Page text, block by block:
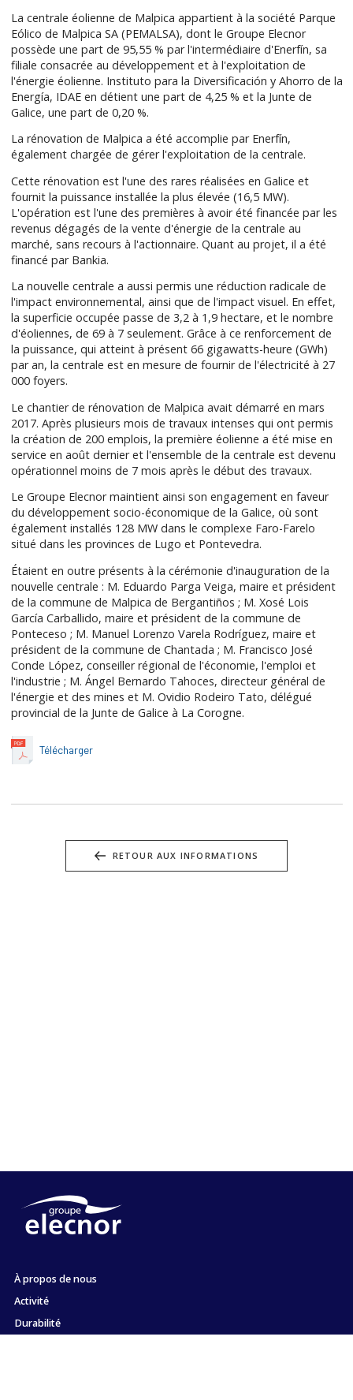
La centrale éolienne de Malpica appartient à la société Parque
Eólico de Malpica SA (PEMALSA), dont le Groupe Elecnor
possède une part de 95,55 % par l'intermédiaire d'Enerfín, sa
filiale consacrée au développement et à l'exploitation de
l'énergie éolienne. Instituto para la Diversificación y Ahorro de la
Energía, IDAE en détient une part de 4,25 % et la Junte de
Galice, une part de 0,20 %.
La rénovation de Malpica a été accomplie par Enerfín,
également chargée de gérer l'exploitation de la centrale.
Cette rénovation est l'une des rares réalisées en Galice et
fournit la puissance installée la plus élevée (16,5 MW).
L'opération est l'une des premières à avoir été financée par les
revenus dégagés de la vente d'énergie de la centrale au
marché, sans recours à l'actionnaire. Quant au projet, il a été
financé par Bankia.
La nouvelle centrale a aussi permis une réduction radicale de
l'impact environnemental, ainsi que de l'impact visuel. En effet,
la superficie occupée passe de 3,2 à 1,9 hectare, et le nombre
d'éoliennes, de 69 à 7 seulement. Grâce à ce renforcement de
la puissance, qui atteint à présent 66 gigawatts-heure (GWh)
par an, la centrale est en mesure de fournir de l'électricité à 27
000 foyers.
Le chantier de rénovation de Malpica avait démarré en mars
2017. Après plusieurs mois de travaux intenses qui ont permis
la création de 200 emplois, la première éolienne a été mise en
service en août dernier et l'ensemble de la centrale est devenu
opérationnel moins de 7 mois après le début des travaux.
Le Groupe Elecnor maintient ainsi son engagement en faveur
du développement socio-économique de la Galice, où sont
également installés 128 MW dans le complexe Faro-Farelo
situé dans les provinces de Lugo et Pontevedra.
Étaient en outre présents à la cérémonie d'inauguration de la
nouvelle centrale : M. Eduardo Parga Veiga, maire et président
de la commune de Malpica de Bergantiños ; M. Xosé Lois
García Carballido, maire et président de la commune de
Ponteceso ; M. Manuel Lorenzo Varela Rodríguez, maire et
président de la commune de Chantada ; M. Francisco José
Conde López, conseiller régional de l'économie, l'emploi et
l'industrie ; M. Ángel Bernardo Tahoces, directeur général de
l'énergie et des mines et M. Ovidio Rodeiro Tato, délégué
provincial de la Junte de Galice à La Corogne.
Télécharger
RETOUR AUX INFORMATIONS
À propos de nous
Activité
Durabilité